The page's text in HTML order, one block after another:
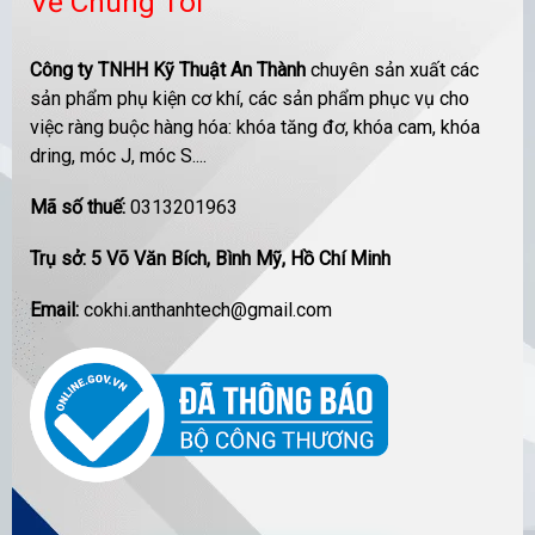
Công ty TNHH Kỹ Thuật An Thành chuyên sản xuất các
sản phẩm phụ kiện cơ khí, các sản phẩm phục vụ cho
việc ràng buộc hàng hóa: khóa tăng đơ, khóa cam, khóa
dring, móc J, móc S....
Mã số thuế: 0313201963
Trụ sở: 5 Võ Văn Bích, Bình Mỹ, Hồ Chí Minh
Email: cokhi.anthanhtech@gmail.com